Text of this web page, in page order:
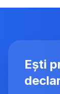
Ești